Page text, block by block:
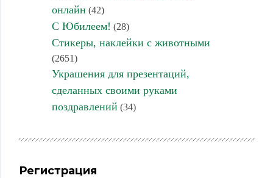
онлайн (42)
С Юбилеем! (28)
Стикеры, наклейки с животными
(2651)
Украшения для презентаций,
сделанных своими руками
поздравлений (34)
Регистрация